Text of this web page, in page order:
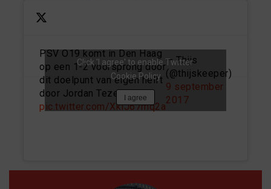
PSV O19 komt in Den Haag
op een 1-2 voorsprong door
dit doelpunt van eigen helft
door Jordan Teze:
pic.twitter.com/XklJ67mq2a
— Thijs
(@thijskeeper)
9 september
2017
Click 'I agree' to enable Twitter
Cookie Policy
I agree